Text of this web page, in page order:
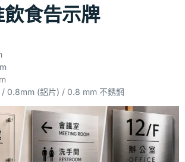
飲食告示牌
0.8mm (鋁片) / 0.8 mm 不銹龬